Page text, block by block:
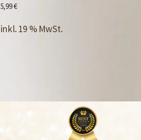
5,99€
inkl. 19 % MwSt.